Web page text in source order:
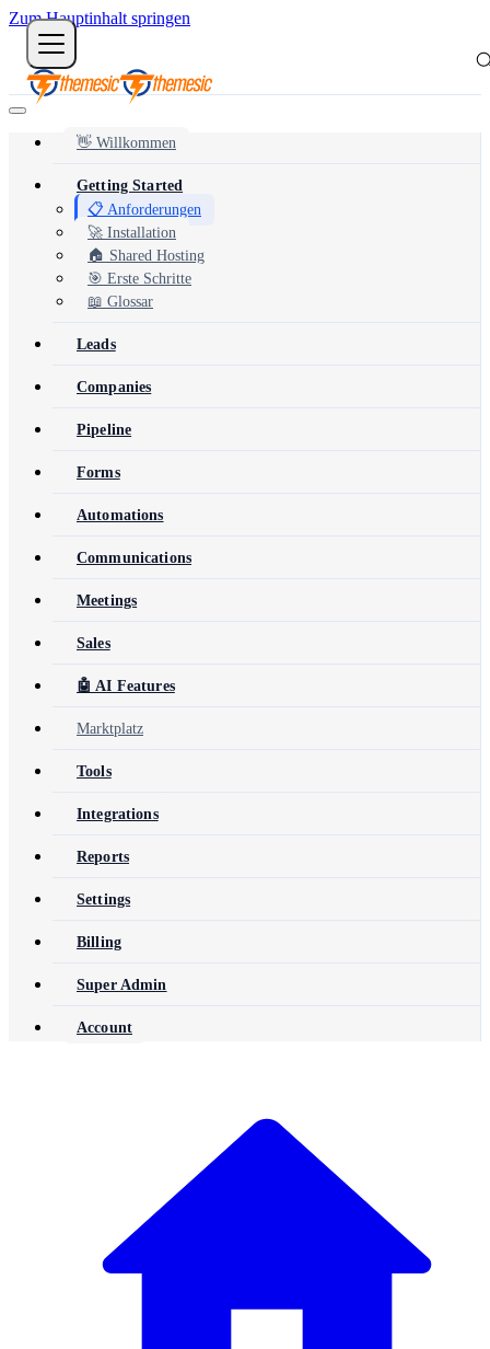
Zum Hauptinhalt springen
👋 Willkommen
Getting Started
📋 Anforderungen
🚀 Installation
🏠 Shared Hosting
🎯 Erste Schritte
📖 Glossar
Leads
Companies
Pipeline
Forms
Automations
Communications
Meetings
Sales
🤖 AI Features
Marktplatz
Tools
Integrations
Reports
Settings
Billing
Super Admin
Account